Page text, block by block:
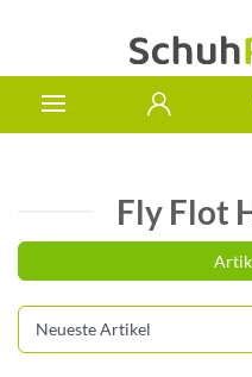
Fly Flot